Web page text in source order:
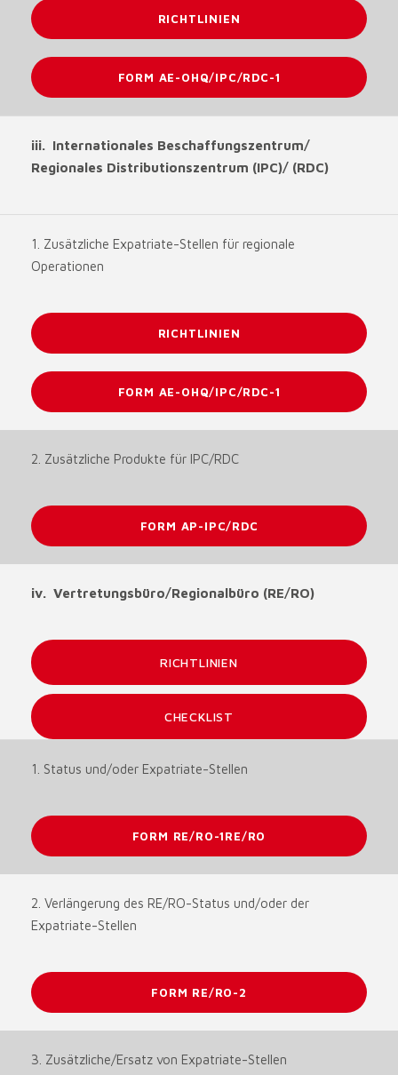
RICHTLINIEN
FORM AE-OHQ/IPC/RDC-1
iii. Internationales Beschaffungszentrum/
Regionales Distributionszentrum (IPC)/ (RDC)
1. Zusätzliche Expatriate-Stellen für regionale
Operationen
RICHTLINIEN
FORM AE-OHQ/IPC/RDC-1
2. Zusätzliche Produkte für IPC/RDC
FORM AP-IPC/RDC
iv. Vertretungsbüro/Regionalbüro (RE/RO)
RICHTLINIEN
CHECKLIST
1. Status und/oder Expatriate-Stellen
FORM RE/RO-1RE/RO
2. Verlängerung des RE/RO-Status und/oder der
Expatriate-Stellen
FORM RE/RO-2
3. Zusätzliche/Ersatz von Expatriate-Stellen